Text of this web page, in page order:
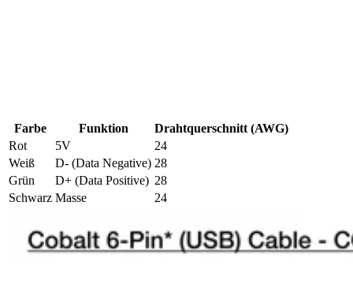
Farbe Funktion
Drahtquerschnitt (AWG)
Rot
5V
24
Weiß
D- (Data Negative) 28
Grün
D+ (Data Positive) 28
Schwarz Masse 24